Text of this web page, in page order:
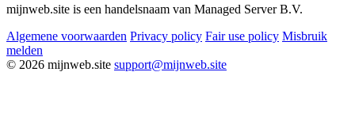
mijnweb.site is een handelsnaam van Managed Server B.V.
Algemene voorwaarden Privacy policy Fair use policy Misbruik
melden
© 2026 mijnweb.site support@mijnweb.site